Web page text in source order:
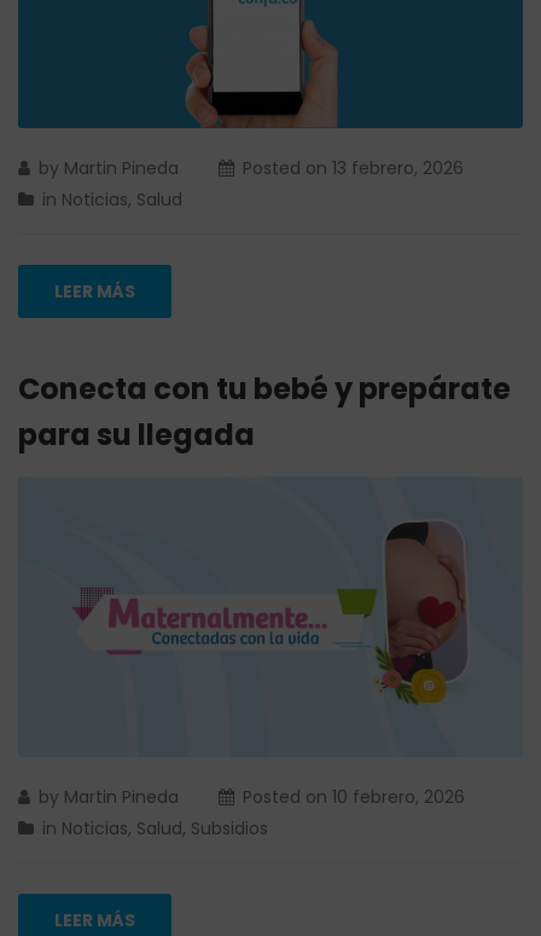
by Martin Pineda Posted on 13 febrero, 2026
in Noticias, Salud
LEER MÁS
Conecta con tu bebé y prepárate
para su llegada
by Martin Pineda Posted on 10 febrero, 2026
in Noticias, Salud, Subsidios
LEER MÁS